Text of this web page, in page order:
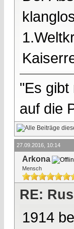
"Es gibt
auf die
27.09.2016, 10:14
Arkona
Mensch
RE:
1914